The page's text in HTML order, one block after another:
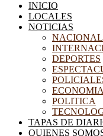
INICIO
LOCALES
NOTICIAS
DEPORTES
ECONOMIA
POLITICA
TAPAS DE
QUIENES